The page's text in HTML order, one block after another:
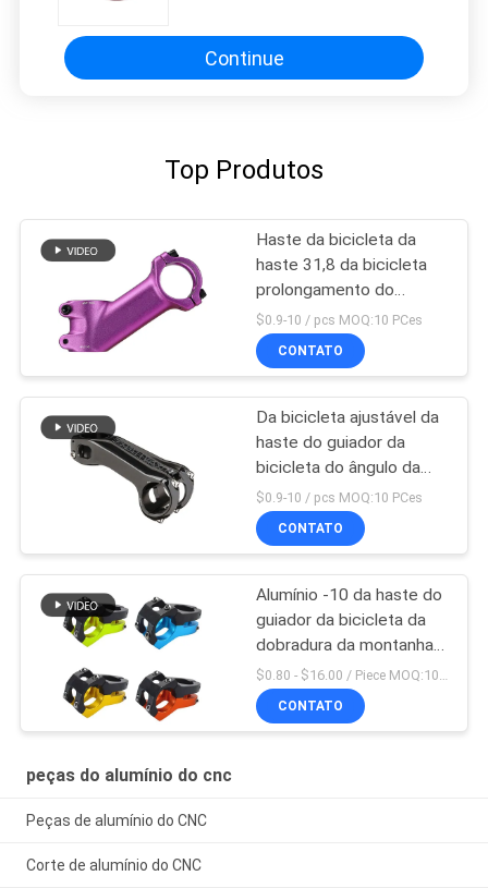
Continue
Top Produtos
Haste da bicicleta da
haste 31,8 da bicicleta
prolongamento do
montante do guiador de
35 graus
$0.9-10 / pcs MOQ:10 PCes
CONTATO
Da bicicleta ajustável da
haste do guiador da
bicicleta do ângulo da
liga de alumínio peças de
ciclagem
$0.9-10 / pcs MOQ:10 PCes
CONTATO
Alumínio -10 da haste do
guiador da bicicleta da
dobradura da montanha
de Mtb da estrada de
Aliminum
CONTATO
peças do alumínio do cnc
Peças de alumínio do CNC
Corte de alumínio do CNC